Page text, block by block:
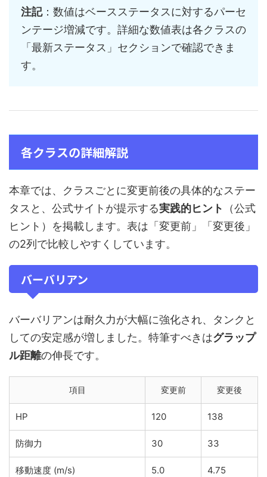
注記：数値はベースステータスに対するパーセ
ンテージ増減です。詳細な数値表は各クラスの
「最新ステータス」セクションで確認できま
す。
各クラスの詳細解説
本章では、クラスごとに変更前後の具体的なステー
タスと、公式サイトが提示する実践的ヒント
（公式
ヒント）を掲載します。表は「変更前」「変更後」
の2列で比較しやすくしています。
バーバリアン
バーバリアンは耐久力が大幅に強化され、タンクと
しての安定感が増しました。特筆すべきはグラップ
ル距離の伸長です。
項目 変更前 変更後
HP 120 138
防御力 30 33
移動速度 (m/s) 5.0 4.75